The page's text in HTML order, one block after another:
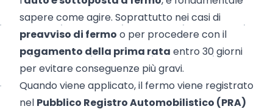
sapere come agire. Soprattutto nei casi di
preavviso di fermo o per procedere con il
pagamento della prima rata entro 30 giorni
per evitare conseguenze più gravi.
Quando viene applicato, il fermo viene registrato
nel Pubblico Registro Automobilistico (PRA)